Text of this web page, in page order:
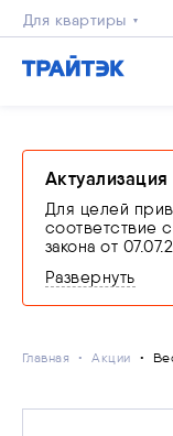
Для квартиры
Бизнесу
Для целей
соответствие
закона от
связи,
Правительства
договоре об
В случае
Развернуть
Главная Акции